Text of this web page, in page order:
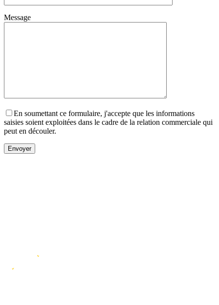
Message
En soumettant ce formulaire, j'accepte que les informations
saisies soient exploitées dans le cadre de la relation commerciale qui
peut en découler.